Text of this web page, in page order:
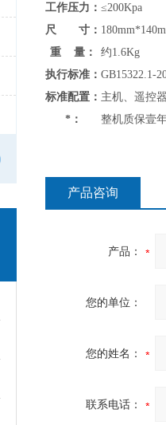
工作压力： ≤200Kpa
尺 寸：
重 量：
约1.6Kg
执行标准： GB15322.1-
标准配置： 主机、遥控
*：
整机质保壹
产品咨询
产品：
您的单位：
您的姓名：
联系电话：